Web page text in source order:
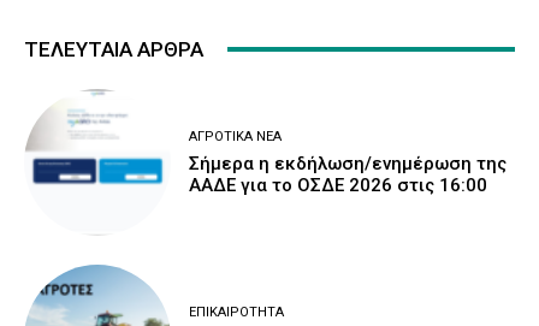
ΤΕΛΕΥΤΑΙΑ ΑΡΘΡΑ
ΑΓΡΟΤΙΚΆ ΝΈΑ
Σήμερα η εκδήλωση/ενημέρωση της
ΑΑΔΕ για το ΟΣΔΕ 2026 στις 16:00
ΕΠΙΚΑΙΡΌΤΗΤΑ